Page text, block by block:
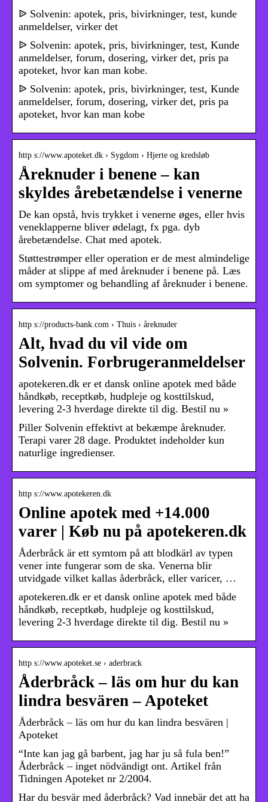
ᐉ Solvenin: apotek, pris, bivirkninger, test, kunde
anmeldelser, virker det
ᐉ Solvenin: apotek, pris, bivirkninger, test, Kunde
anmeldelser, forum, dosering, virker det, pris pa
apoteket, hvor kan man kobe.
ᐉ Solvenin: apotek, pris, bivirkninger, test, Kunde
anmeldelser, forum, dosering, virker det, pris pa
apoteket, hvor kan man kobe
http s://www.apoteket.dk › Sygdom › Hjerte og kredsløb
Åreknuder i benene – kan
skyldes årebetændelse i venerne
De kan opstå, hvis trykket i venerne øges, eller hvis
veneklapperne bliver ødelagt, fx pga. dyb
årebetændelse. Chat med apotek.
Støttestrømper eller operation er de mest almindelige
måder at slippe af med åreknuder i benene på. Læs
om symptomer og behandling af åreknuder i benene.
http s://products-bank.com › Thuis › åreknuder
Alt, hvad du vil vide om
Solvenin. Forbrugeranmeldelser
apotekeren.dk er et dansk online apotek med både
håndkøb, receptkøb, hudpleje og kosttilskud,
levering 2-3 hverdage direkte til dig. Bestil nu »
Piller Solvenin effektivt at bekæmpe åreknuder.
Terapi varer 28 dage. Produktet indeholder kun
naturlige ingredienser.
http s://www.apotekeren.dk
Online apotek med +14.000
varer | Køb nu på apotekeren.dk
Åderbråck är ett symtom på att blodkärl av typen
vener inte fungerar som de ska. Venerna blir
utvidgade vilket kallas åderbråck, eller varicer, …
apotekeren.dk er et dansk online apotek med både
håndkøb, receptkøb, hudpleje og kosttilskud,
levering 2-3 hverdage direkte til dig. Bestil nu »
http s://www.apoteket.se › aderbrack
Åderbråck – läs om hur du kan
lindra besvären – Apoteket
Åderbråck – läs om hur du kan lindra besvären |
Apoteket
“Inte kan jag gå barbent, jag har ju så fula ben!”
Åderbråck – inget nödvändigt ont. Artikel från
Tidningen Apoteket nr 2/2004.
Har du besvär med åderbråck? Vad innebär det att ha